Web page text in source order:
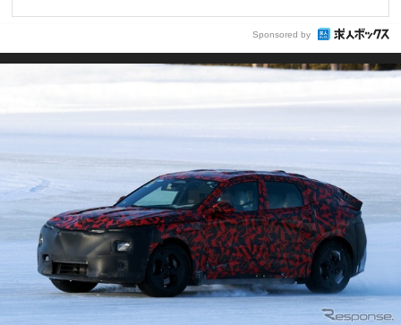
Sponsored by